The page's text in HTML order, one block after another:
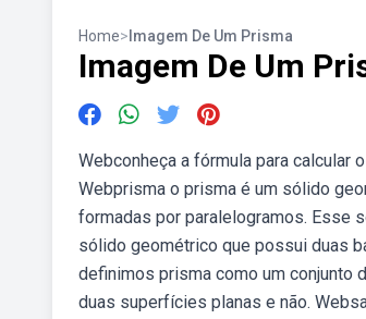
Home> Imagem De Um Prisma
Imagem De Um
Webconheça a fórmula para calcular
Webprisma o prisma é um sólido
formadas por paralelogramos. Esse
sólido geométrico que possui duas
definimos prisma como um conjunto
duas superfícies planas e não.